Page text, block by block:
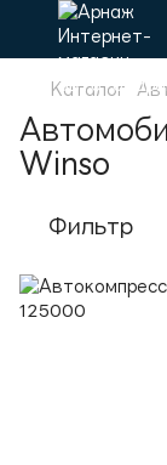
Каталог
Winso
Фильтр